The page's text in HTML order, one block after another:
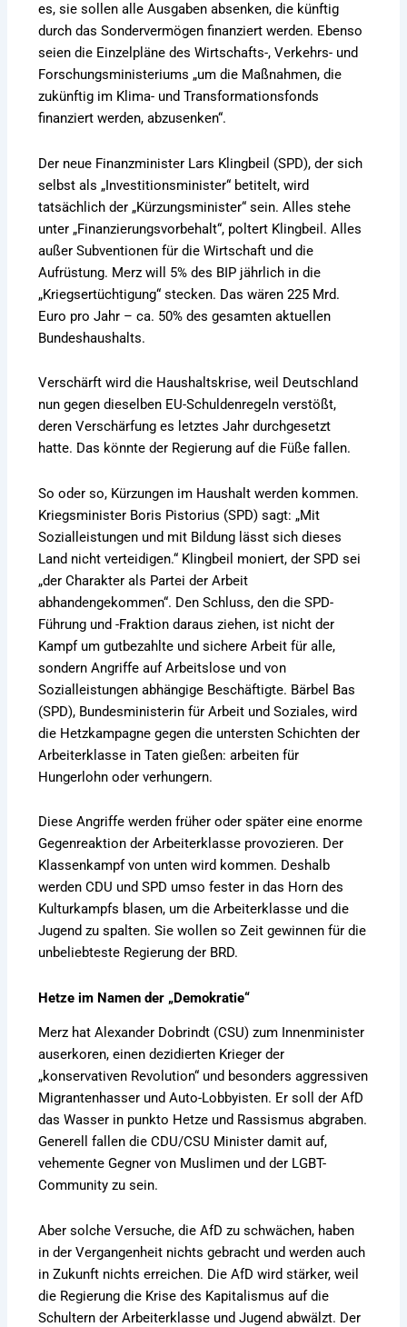
es, sie sollen alle Ausgaben absenken, die künftig
durch das Sondervermögen finanziert werden. Ebenso
seien die Einzelpläne des Wirtschafts-, Verkehrs- und
Forschungsministeriums „um die Maßnahmen, die
zukünftig im Klima- und Transformationsfonds
finanziert werden, abzusenken“.
Der neue Finanzminister Lars Klingbeil (SPD), der sich
selbst als „Investitionsminister“ betitelt, wird
tatsächlich der „Kürzungsminister“ sein. Alles stehe
unter „Finanzierungsvorbehalt“, poltert Klingbeil. Alles
außer Subventionen für die Wirtschaft und die
Aufrüstung. Merz will 5% des BIP jährlich in die
„Kriegsertüchtigung“ stecken. Das wären 225 Mrd.
Euro pro Jahr – ca. 50% des gesamten aktuellen
Bundeshaushalts.
Verschärft wird die Haushaltskrise, weil Deutschland
nun gegen dieselben EU-Schuldenregeln verstößt,
deren Verschärfung es letztes Jahr durchgesetzt
hatte. Das könnte der Regierung auf die Füße fallen.
So oder so, Kürzungen im Haushalt werden kommen.
Kriegsminister Boris Pistorius (SPD) sagt: „Mit
Sozialleistungen und mit Bildung lässt sich dieses
Land nicht verteidigen.“ Klingbeil moniert, der SPD sei
„der Charakter als Partei der Arbeit
abhandengekommen“. Den Schluss, den die SPD-
Führung und -Fraktion daraus ziehen, ist nicht der
Kampf um gutbezahlte und sichere Arbeit für alle,
sondern Angriffe auf Arbeitslose und von
Sozialleistungen abhängige Beschäftigte. Bärbel Bas
(SPD), Bundesministerin für Arbeit und Soziales, wird
die Hetzkampagne gegen die untersten Schichten der
Arbeiterklasse in Taten gießen: arbeiten für
Hungerlohn oder verhungern.
Diese Angriffe werden früher oder später eine enorme
Gegenreaktion der Arbeiterklasse provozieren. Der
Klassenkampf von unten wird kommen. Deshalb
werden CDU und SPD umso fester in das Horn des
Kulturkampfs blasen, um die Arbeiterklasse und die
Jugend zu spalten. Sie wollen so Zeit gewinnen für die
unbeliebteste Regierung der BRD.
Hetze im Namen der „Demokratie“
Merz hat Alexander Dobrindt (CSU) zum Innenminister
auserkoren, einen dezidierten Krieger der
„konservativen Revolution“ und besonders aggressiven
Migrantenhasser und Auto-Lobbyisten. Er soll der AfD
das Wasser in punkto Hetze und Rassismus abgraben.
Generell fallen die CDU/CSU Minister damit auf,
vehemente Gegner von Muslimen und der LGBT-
Community zu sein.
Aber solche Versuche, die AfD zu schwächen, haben
in der Vergangenheit nichts gebracht und werden auch
in Zukunft nichts erreichen. Die AfD wird stärker, weil
die Regierung die Krise des Kapitalismus auf die
Schultern der Arbeiterklasse und Jugend abwälzt. Der